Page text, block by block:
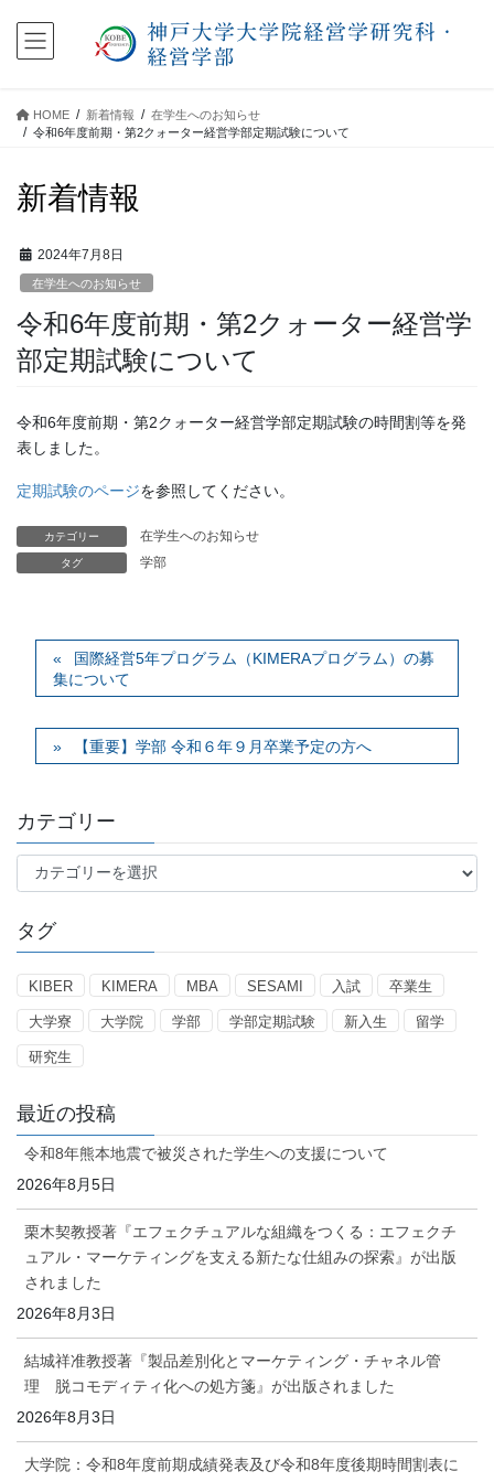
HOME 新着情報
在学生へのお知らせ
令和6年度前期・第2クォーター経営学部定期試験について
新着情報
2024年7月8日
在学生へのお知らせ
令和6年度前期・第2クォーター経営学
部定期試験について
令和6年度前期・第2クォーター経営学部定期試験の時間割等を発
表しました。
定期試験のページを参照してください。
カテゴリー 在学生へのお知らせ
タグ 学部
国際経営5年プログラム（KIMERAプログラム）の募
集について
【重要】学部 令和６年９月卒業予定の方へ
カテゴリー
テ
リ
ー
タグ
KIBER KIMERA MBA SESAMI 入試 卒業生
大学寮 大学院 学部 学部定期試験 新入生 留学
研究生
最近の投稿
令和8年熊本地震で被災された学生への支援について
2026年8月5日
栗木契教授著『エフェクチュアルな組織をつくる：エフェクチ
ュアル・マーケティングを支える新たな仕組みの探索』が出版
されました
2026年8月3日
結城祥准教授著『製品差別化とマーケティング・チャネル管
理 脱コモディティ化への処方箋』が出版されました
2026年8月3日
大学院：令和8年度前期成績発表及び令和8年度後期時間割表に